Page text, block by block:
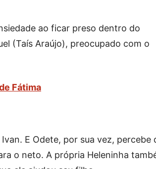
ao ficar preso dentro do
(Taís Araújo), preocupado com o
Fátima
E Odete, por sua vez, percebe
o neto. A própria Heleninha